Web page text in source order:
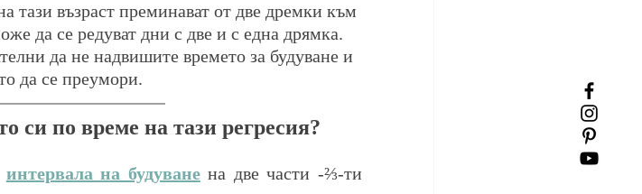
тази възраст преминават от две дремки към
да се редуват дни с две и с една дрямка.
да не надвишите времето за будуване и
да се преумори.
си по време на тази регресия?
интервала на будуване на две части -⅔-ти